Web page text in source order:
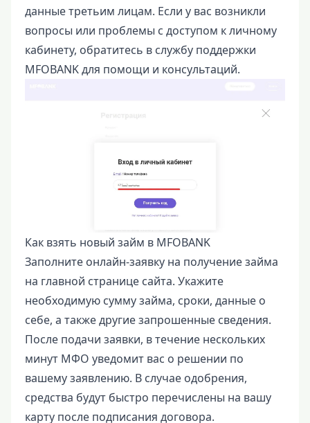
данные третьим лицам. Если у вас возникли
вопросы или проблемы с доступом к личному
кабинету, обратитесь в службу поддержки
MFOBANK для помощи и консультаций.
Как взять новый займ в MFOBANK
Заполните онлайн-заявку на получение займа
на главной странице сайта. Укажите
необходимую сумму займа, сроки, данные о
себе, а также другие запрошенные сведения.
После подачи заявки, в течение нескольких
минут МФО уведомит вас о решении по
вашему заявлению. В случае одобрения,
средства будут быстро перечислены на вашу
карту после подписания договора.